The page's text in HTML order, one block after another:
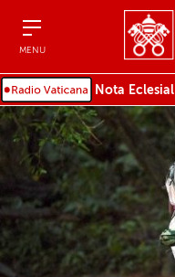
MENU
Nota Eclesial